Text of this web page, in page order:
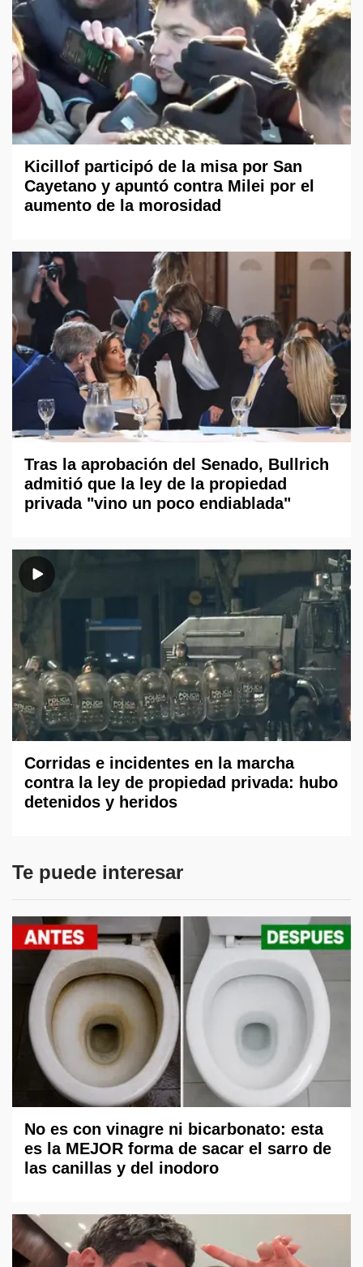
Kicillof participó de la misa por San
Cayetano y apuntó contra Milei por el
aumento de la morosidad
Tras la aprobación del Senado, Bullrich
admitió que la ley de la propiedad
privada "vino un poco endiablada"
Corridas e incidentes en la marcha
contra la ley de propiedad privada: hubo
detenidos y heridos
Te puede interesar
No es con vinagre ni bicarbonato: esta
es la MEJOR forma de sacar el sarro de
las canillas y del inodoro